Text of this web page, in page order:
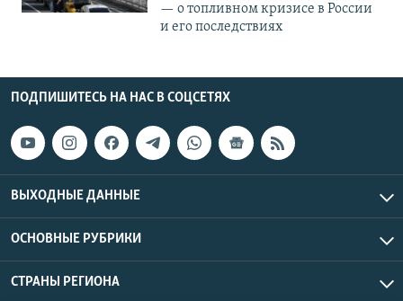
— о топливном кризисе в России
и его последствиях
ПОДПИШИТЕСЬ НА НАС В СОЦСЕТЯХ
ВЫХОДНЫЕ ДАННЫЕ
ОСНОВНЫЕ РУБРИКИ
СТРАНЫ РЕГИОНА